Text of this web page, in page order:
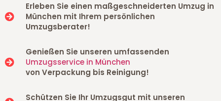
Erleben Sie einen maßgeschneiderten Umzug in
München mit Ihrem persönlichen
Umzugsberater!
Genießen Sie unseren umfassenden
Umzugsservice in München
von Verpackung bis Reinigung!
Schützen Sie Ihr Umzugsgut mit unseren